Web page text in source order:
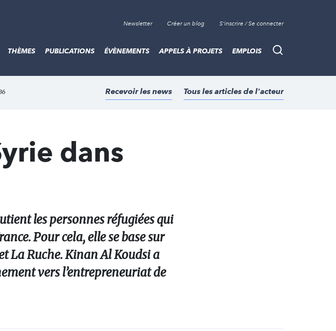
Newsletter Créer un blog S'inscrire / Se connecter
Recherche
THÈMES PUBLICATIONS ÉVÈNEMENTS APPELS À PROJETS EMPLOIS
Recevoir les news Tous les articles de l'acteur
dans
les personnes réfugiées qui
Pour cela, elle se base sur
La Ruche. Kinan Al Koudsi a
vers l’entrepreneuriat de